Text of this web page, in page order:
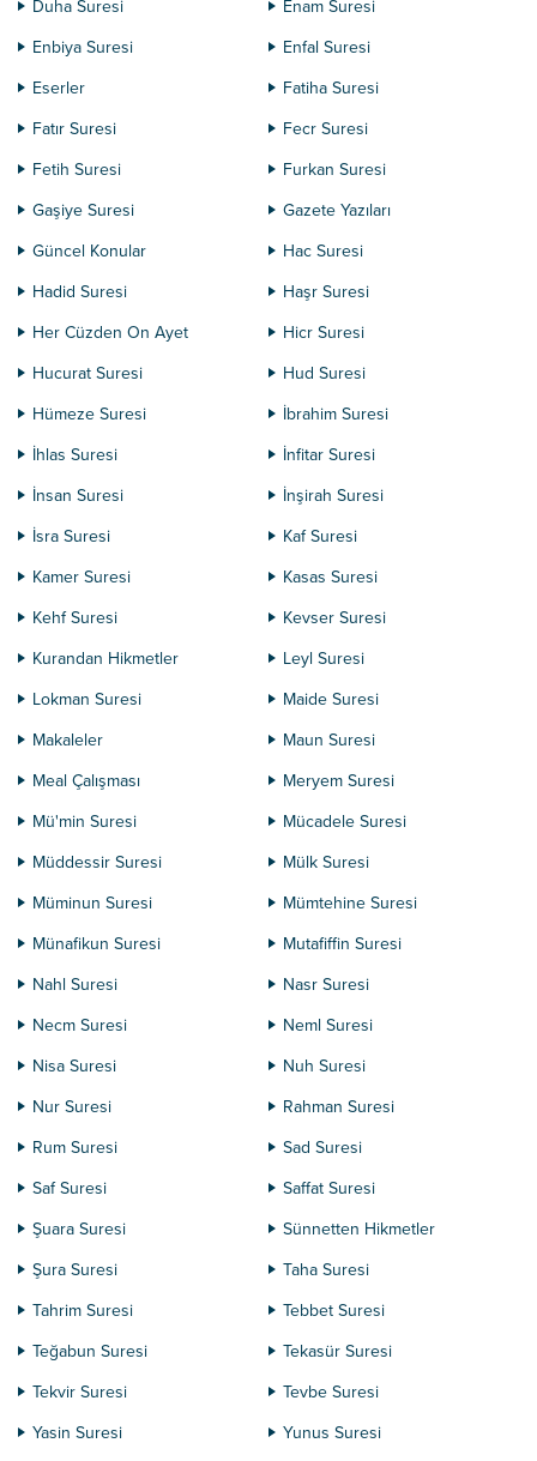
Duha Suresi
Enam Suresi
Enbiya Suresi
Enfal Suresi
Eserler
Fatiha Suresi
Fatır Suresi
Fecr Suresi
Fetih Suresi
Furkan Suresi
Gaşiye Suresi
Gazete Yazıları
Güncel Konular
Hac Suresi
Hadid Suresi
Haşr Suresi
Her Cüzden On Ayet
Hicr Suresi
Hucurat Suresi
Hud Suresi
Hümeze Suresi
İbrahim Suresi
İhlas Suresi
İnfitar Suresi
İnsan Suresi
İnşirah Suresi
İsra Suresi
Kaf Suresi
Kamer Suresi
Kasas Suresi
Kehf Suresi
Kevser Suresi
Kurandan Hikmetler
Leyl Suresi
Lokman Suresi
Maide Suresi
Makaleler
Maun Suresi
Meal Çalışması
Meryem Suresi
Mü'min Suresi
Mücadele Suresi
Müddessir Suresi
Mülk Suresi
Müminun Suresi
Mümtehine Suresi
Münafikun Suresi
Mutafiffin Suresi
Nahl Suresi
Nasr Suresi
Necm Suresi
Neml Suresi
Nisa Suresi
Nuh Suresi
Nur Suresi
Rahman Suresi
Rum Suresi
Sad Suresi
Saf Suresi
Saffat Suresi
Şuara Suresi
Sünnetten Hikmetler
Şura Suresi
Taha Suresi
Tahrim Suresi
Tebbet Suresi
Teğabun Suresi
Tekasür Suresi
Tekvir Suresi
Tevbe Suresi
Yasin Suresi
Yunus Suresi